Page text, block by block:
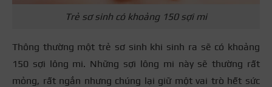
Trẻ sơ sinh có khoảng 150 sợi mi
Thông thường một trẻ sơ sinh khi sinh ra sẽ có khoảng
150 sợi lông mi. Những sợi lông mi này sẽ thường rất
mỏng, rất ngắn nhưng chúng lại giữ một vai trò hết sức